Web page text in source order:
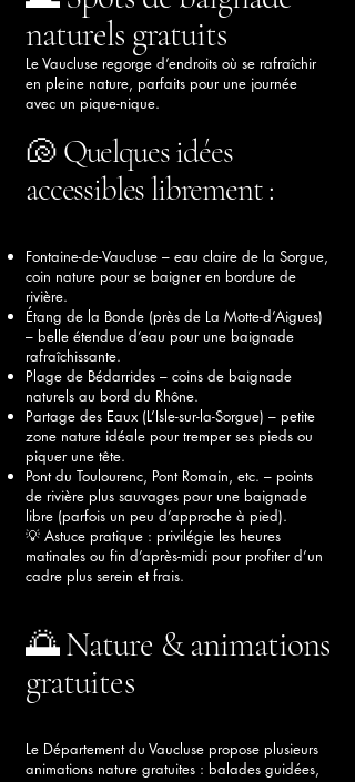
naturels gratuits
Le Vaucluse regorge d’endroits où se rafraîchir
en pleine nature, parfaits pour une journée
avec un pique-nique.
🐚 Quelques idées
accessibles librement :
Fontaine-de-Vaucluse – eau claire de la Sorgue,
coin nature pour se baigner en bordure de
rivière.
Étang de la Bonde (près de La Motte-d’Aigues)
– belle étendue d’eau pour une baignade
rafraîchissante.
Plage de Bédarrides – coins de baignade
naturels au bord du Rhône.
Partage des Eaux (L’Isle-sur-la-Sorgue) – petite
zone nature idéale pour tremper ses pieds ou
piquer une tête.
Pont du Toulourenc, Pont Romain, etc. – points
de rivière plus sauvages pour une baignade
libre (parfois un peu d’approche à pied).
💡 Astuce pratique : privilégie les heures
matinales ou fin d’après-midi pour profiter d’un
cadre plus serein et frais.
🌅 Nature & animations
gratuites
Le Département du Vaucluse propose plusieurs
animations nature gratuites : balades guidées,